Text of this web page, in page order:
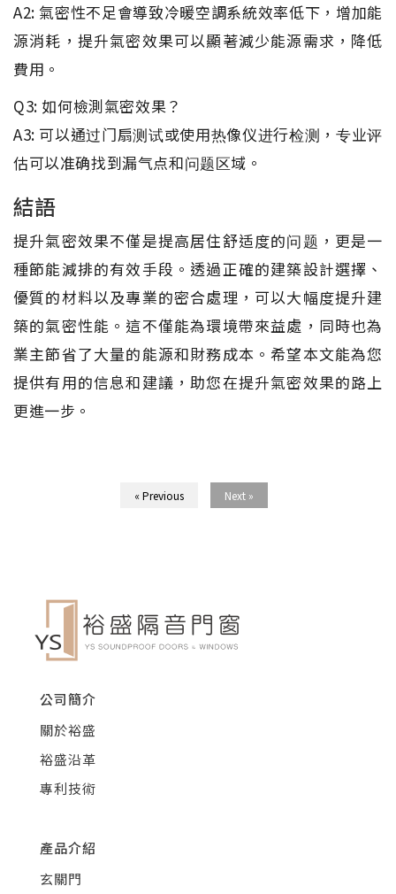
A2: 氣密性不足會導致冷暖空調系統效率低下，增加能
源消耗，提升氣密效果可以顯著減少能源需求，降低
費用。
Q3: 如何檢測氣密效果？
A3: 可以通过门扇测试或使用热像仪进行检测，专业评
估可以准确找到漏气点和问题区域。
結語
提升氣密效果不僅是提高居住舒适度的问题，更是一
種節能減排的有效手段。透過正確的建築設計選擇、
優質的材料以及專業的密合處理，可以大幅度提升建
築的氣密性能。這不僅能為環境帶來益處，同時也為
業主節省了大量的能源和財務成本。希望本文能為您
提供有用的信息和建議，助您在提升氣密效果的路上
更進一步。
« Previous Next »
公司簡介
關於裕盛
裕盛沿革
專利技術
產品介紹
玄關門